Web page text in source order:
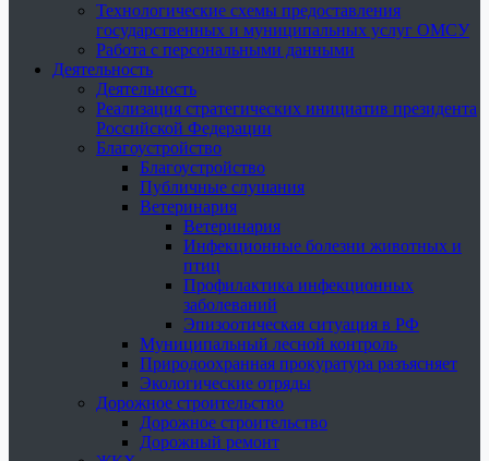
Технологические схемы предоставления
государственных и муниципальных услуг ОМСУ
Работа с персональными данными
Деятельность
Деятельность
Реализация стратегических инициатив президента
Российской Федерации
Благоустройство
Благоустройство
Публичные слушания
Ветеринария
Ветеринария
Инфекционные болезни животных и
птиц
Профилактика инфекционных
заболеваний
Эпизоотическая ситуация в РФ
Муниципальный лесной контроль
Природоохранная прокуратура разъясняет
Экологические отряды
Дорожное строительство
Дорожное строительство
Дорожный ремонт